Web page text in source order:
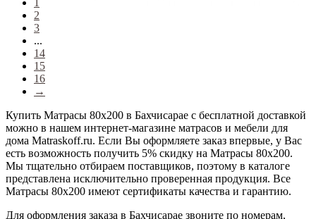
2
3
...
14
15
16
→
Купить Матрасы 80х200 в Бахчисарае с бесплатной доставкой
можно в нашем интернет-магазине матрасов и мебели для
дома Matraskoff.ru. Если Вы оформляете заказ впервые, у Вас
есть возможность получить 5% скидку на Матрасы 80х200.
Мы тщательно отбираем поставщиков, поэтому в каталоге
представлена исключительно проверенная продукция. Все
Матрасы 80х200 имеют сертификаты качества и гарантию.
Для оформления заказа в Бахчисарае звоните по номерам,